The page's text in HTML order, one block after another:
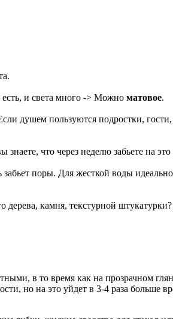
есть, и света много -> Можно матовое.
душем пользуются подростки,
знаете, что через неделю забьете на
поры. Для жесткой воды
дерева, камня, текстурной
в то время как на прозрачном
но на это уйдет в 3-4 раза больше